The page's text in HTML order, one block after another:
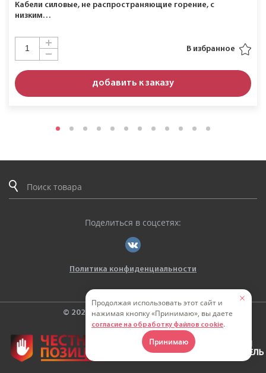
Кабели силовые, не распространяющие горение, с
низким…
В избранное
добавить к заказу
Поделиться в соцсетях:
Политика конфиденциальности
© 2026. ООО «ТВЕРЬЭНЕРГОКАБЕЛЬ»
Продолжая использовать этот сайт и
нажимая кнопку «Принимаю», вы даете
согласие на обработку файлов cookie.
Принимаю